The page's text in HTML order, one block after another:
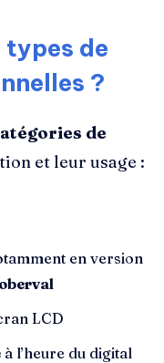
de
?
de
et leur usage :
en version
LCD
à l’heure du digital